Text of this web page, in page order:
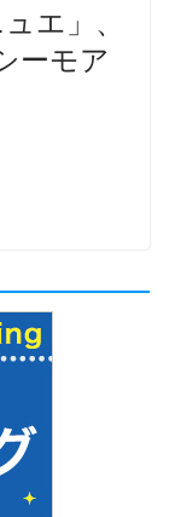
エ」、
ーモア